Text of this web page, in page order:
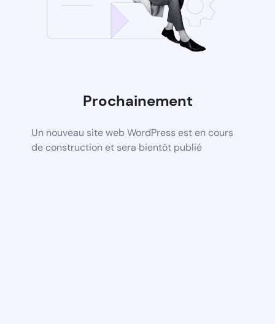
Prochainement
Un nouveau site web WordPress est en cours
de construction et sera bientôt publié